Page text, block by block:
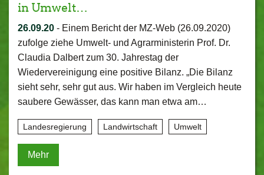
in Umwelt…
26.09.20 - Einem Bericht der MZ-Web (26.09.2020)
zufolge ziehe Umwelt- und Agrarministerin Prof. Dr.
Claudia Dalbert zum 30. Jahrestag der
Wiedervereinigung eine positive Bilanz. „Die Bilanz
sieht sehr, sehr gut aus. Wir haben im Vergleich heute
saubere Gewässer, das kann man etwa am…
Landesregierung Landwirtschaft Umwelt
Mehr